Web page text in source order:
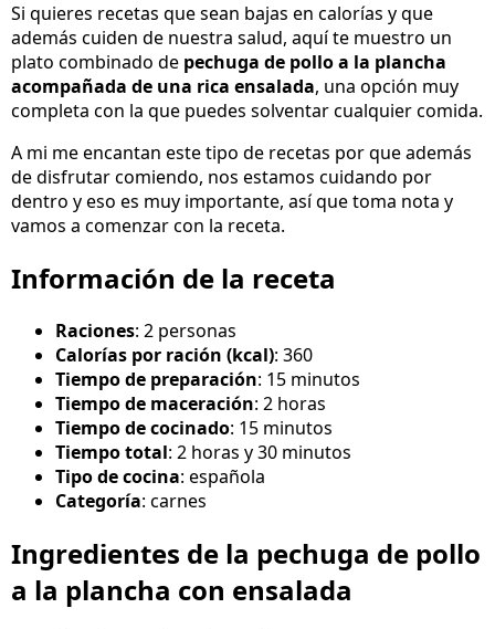
Si quieres recetas que sean bajas en calorías y que
además cuiden de nuestra salud, aquí te muestro un
plato combinado de pechuga de pollo a la plancha
acompañada de una rica ensalada, una opción muy
completa con la que puedes solventar cualquier comida.
A mi me encantan este tipo de recetas por que además
de disfrutar comiendo, nos estamos cuidando por
dentro y eso es muy importante, así que toma nota y
vamos a comenzar con la receta.
Información de la receta
Raciones: 2 personas
Calorías por ración (kcal): 360
Tiempo de preparación: 15 minutos
Tiempo de maceración: 2 horas
Tiempo de cocinado: 15 minutos
Tiempo total: 2 horas y 30 minutos
Tipo de cocina: española
Categoría: carnes
Ingredientes de la pechuga de pollo
a la plancha con ensalada